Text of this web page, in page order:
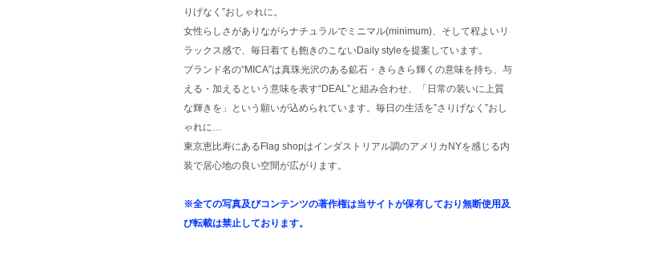
りげなく”おしゃれに。
女性らしさがありながらナチュラルでミニマル(minimum)、そして程よいリ
ラックス感で、毎日着ても飽きのこないDaily styleを提案しています。
ブランド名の“MICA”は真珠光沢のある鉱石・きらきら輝くの意味を持ち、与
える・加えるという意味を表す“DEAL”と組み合わせ、「日常の装いに上質
な輝きを」という願いが込められています。毎日の生活を”さりげなく”おし
ゃれに…
東京恵比寿にあるFlag shopはインダストリアル調のアメリカNYを感じる内
装で居心地の良い空間が広がります。
※全ての写真及びコンテンツの著作権は当サイトが保有しており無断使用及
び転載は禁止しております。